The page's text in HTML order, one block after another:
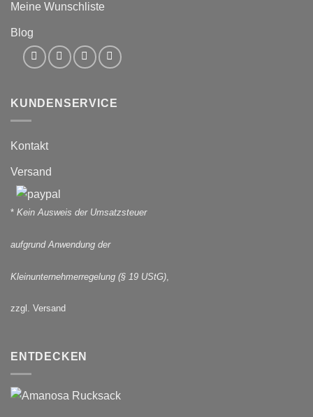
Meine Wunschliste
Blog
KUNDENSERVICE
Kontakt
Versand
* Kein Ausweis der Umsatzsteuer
aufgrund Anwendung der
Kleinunternehmerregelung (§ 19 UStG)
zzgl. Versand
ENTDECKEN